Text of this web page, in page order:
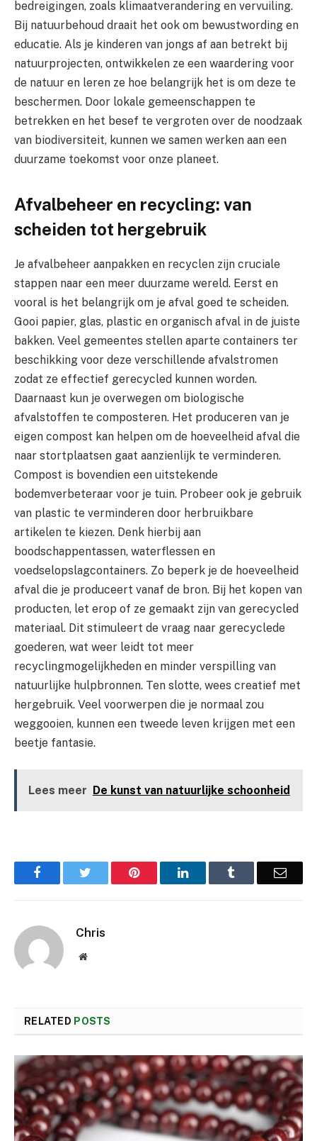
bedreigingen, zoals klimaatverandering en vervuiling.
Bij natuurbehoud draait het ook om bewustwording en
educatie. Als je kinderen van jongs af aan betrekt bij
natuurprojecten, ontwikkelen ze een waardering voor
de natuur en leren ze hoe belangrijk het is om deze te
beschermen. Door lokale gemeenschappen te
betrekken en het besef te vergroten over de noodzaak
van biodiversiteit, kunnen we samen werken aan een
duurzame toekomst voor onze planeet.
Afvalbeheer en recycling: van
scheiden tot hergebruik
Je afvalbeheer aanpakken en recyclen zijn cruciale
stappen naar een meer duurzame wereld. Eerst en
vooral is het belangrijk om je afval goed te scheiden.
Gooi papier, glas, plastic en organisch afval in de juiste
bakken. Veel gemeentes stellen aparte containers ter
beschikking voor deze verschillende afvalstromen
zodat ze effectief gerecycled kunnen worden.
Daarnaast kun je overwegen om biologische
afvalstoffen te composteren. Het produceren van je
eigen compost kan helpen om de hoeveelheid afval die
naar stortplaatsen gaat aanzienlijk te verminderen.
Compost is bovendien een uitstekende
bodemverbeteraar voor je tuin. Probeer ook je gebruik
van plastic te verminderen door herbruikbare
artikelen te kiezen. Denk hierbij aan
boodschappentassen, waterflessen en
voedselopslagcontainers. Zo beperk je de hoeveelheid
afval die je produceert vanaf de bron. Bij het kopen van
producten, let erop of ze gemaakt zijn van gerecycled
materiaal. Dit stimuleert de vraag naar gerecyclede
goederen, wat weer leidt tot meer
recyclingmogelijkheden en minder verspilling van
natuurlijke hulpbronnen. Ten slotte, wees creatief met
hergebruik. Veel voorwerpen die je normaal zou
weggooien, kunnen een tweede leven krijgen met een
beetje fantasie.
Lees meer De kunst van natuurlijke schoonheid
Facebook Pinterest LinkedIn Email
Chris
Website
RELATED POSTS